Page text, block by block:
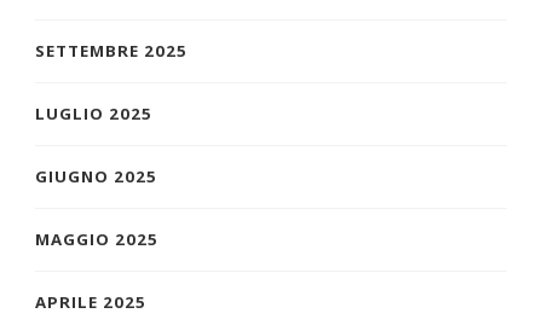
SETTEMBRE 2025
LUGLIO 2025
GIUGNO 2025
MAGGIO 2025
APRILE 2025